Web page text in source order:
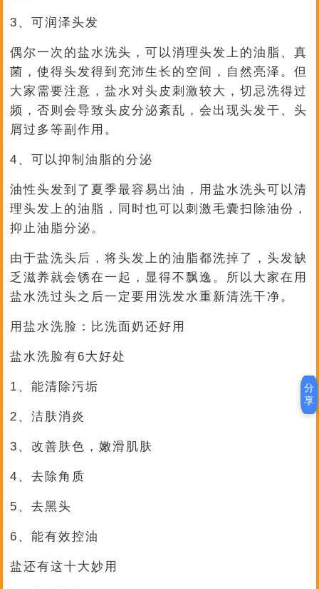
3、可润泽头发
偶尔一次的盐水洗头，可以消理头发上的油脂、真
菌，使得头发得到充沛生长的空间，自然亮泽。但
大家需要注意，盐水对头皮刺激较大，切忌洗得过
频，否则会导致头皮分泌紊乱，会出现头发干、头
屑过多等副作用。
4、可以抑制油脂的分泌
油性头发到了夏季最容易出油，用盐水洗头可以清
理头发上的油脂，同时也可以刺激毛囊扫除油份，
抑止油脂分泌。
由于盐洗头后，将头发上的油脂都洗掉了，头发缺
乏滋养就会锈在一起，显得不飘逸。所以大家在用
盐水洗过头之后一定要用洗发水重新清洗干净。
用盐水洗脸：比洗面奶还好用
盐水洗脸有6大好处
1、能清除污垢
2、洁肤消炎
3、改善肤色，嫩滑肌肤
4、去除角质
5、去黑头
6、能有效控油
盐还有这十大妙用
分
享